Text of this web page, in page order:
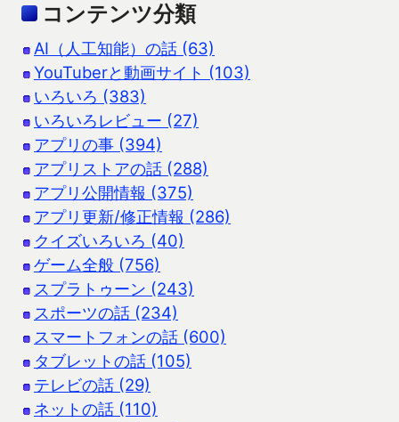
コンテンツ分類
AI（人工知能）の話 (63)
YouTuberと動画サイト (103)
いろいろ (383)
いろいろレビュー (27)
アプリの事 (394)
アプリストアの話 (288)
アプリ公開情報 (375)
アプリ更新/修正情報 (286)
クイズいろいろ (40)
ゲーム全般 (756)
スプラトゥーン (243)
スポーツの話 (234)
スマートフォンの話 (600)
タブレットの話 (105)
テレビの話 (29)
ネットの話 (110)